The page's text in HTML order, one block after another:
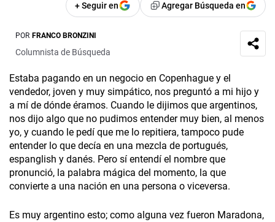
+ Seguir en Agregar Búsqueda en
POR FRANCO BRONZINI
Columnista de Búsqueda
Estaba pagando en un negocio en Copenhague y el
vendedor, joven y muy simpático, nos preguntó a mi hijo y
a mí de dónde éramos. Cuando le dijimos que argentinos,
nos dijo algo que no pudimos entender muy bien, al menos
yo, y cuando le pedí que me lo repitiera, tampoco pude
entender lo que decía en una mezcla de portugués,
espanglish y danés. Pero sí entendí el nombre que
pronunció, la palabra mágica del momento, la que
convierte a una nación en una persona o viceversa.
Es muy argentino esto; como alguna vez fueron Maradona,